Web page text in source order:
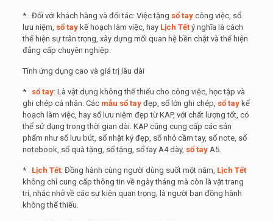
* Đối với khách hàng và đối tác: Việc tặng sổ taycông việc, sổ
lưu niệm, sổ taykế hoạch làm việc, hay Lịch Tếtý nghĩa là cách
thể hiện sự trân trọng, xây dựng mối quan hệ bền chặt và thể hiện
đẳng cấp chuyên nghiệp.
Tính ứng dụng cao và giá trị lâu dài
* sổ tay: Là vật dụng không thể thiếu cho công việc, học tập và
ghi chép cá nhân. Các mẫu sổ tayđẹp, sổ lớn ghi chép, sổ taykế
hoạch làm việc, hay sổ lưu niệm đẹp từ KAP, với chất lượng tốt, có
thể sử dụng trong thời gian dài. KAP cũng cung cấp các sản
phẩm như sổ lưu bút, sổ nhật ký đẹp, sổ nhỏ cầm tay, sổ note, sổ
notebook, sổ quà tặng, sổ tặng, sổ tay A4 dày, sổ tayA5.
* Lịch Tết: Đồng hành cùng người dùng suốt một năm, Lịch Tết
không chỉ cung cấp thông tin về ngày tháng mà còn là vật trang
trí, nhắc nhở về các sự kiện quan trọng, là người bạn đồng hành
không thể thiếu.